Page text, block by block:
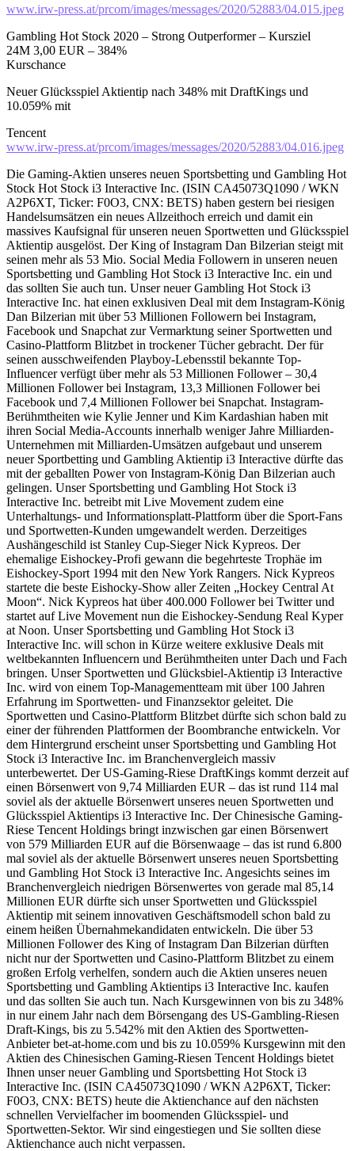
www.irw-press.at/prcom/images/messages/2020/52883/04.015.jpeg
Gambling Hot Stock 2020 – Strong Outperformer – Kursziel
24M 3,00 EUR – 384%
Kurschance
Neuer Glücksspiel Aktientip nach 348% mit DraftKings und
10.059% mit
Tencent
www.irw-press.at/prcom/images/messages/2020/52883/04.016.jpeg
Die Gaming-Aktien unseres neuen Sportsbetting und Gambling Hot
Stock Hot Stock i3 Interactive Inc. (ISIN CA45073Q1090 / WKN
A2P6XT, Ticker: F0O3, CNX: BETS) haben gestern bei riesigen
Handelsumsätzen ein neues Allzeithoch erreich und damit ein
massives Kaufsignal für unseren neuen Sportwetten und Glücksspiel
Aktientip ausgelöst. Der King of Instagram Dan Bilzerian steigt mit
seinen mehr als 53 Mio. Social Media Followern in unseren neuen
Sportsbetting und Gambling Hot Stock i3 Interactive Inc. ein und
das sollten Sie auch tun. Unser neuer Gambling Hot Stock i3
Interactive Inc. hat einen exklusiven Deal mit dem Instagram-König
Dan Bilzerian mit über 53 Millionen Followern bei Instagram,
Facebook und Snapchat zur Vermarktung seiner Sportwetten und
Casino-Plattform Blitzbet in trockener Tücher gebracht. Der für
seinen ausschweifenden Playboy-Lebensstil bekannte Top-
Influencer verfügt über mehr als 53 Millionen Follower – 30,4
Millionen Follower bei Instagram, 13,3 Millionen Follower bei
Facebook und 7,4 Millionen Follower bei Snapchat. Instagram-
Berühmtheiten wie Kylie Jenner und Kim Kardashian haben mit
ihren Social Media-Accounts innerhalb weniger Jahre Milliarden-
Unternehmen mit Milliarden-Umsätzen aufgebaut und unserem
neuer Sportbetting und Gambling Aktientip i3 Interactive dürfte das
mit der geballten Power von Instagram-König Dan Bilzerian auch
gelingen. Unser Sportsbetting und Gambling Hot Stock i3
Interactive Inc. betreibt mit Live Movement zudem eine
Unterhaltungs- und Informationsplatt-Plattform über die Sport-Fans
und Sportwetten-Kunden umgewandelt werden. Derzeitiges
Aushängeschild ist Stanley Cup-Sieger Nick Kypreos. Der
ehemalige Eishockey-Profi gewann die begehrteste Trophäe im
Eishockey-Sport 1994 mit den New York Rangers. Nick Kypreos
startete die beste Eishocky-Show aller Zeiten „Hockey Central At
Moon“. Nick Kypreos hat über 400.000 Follower bei Twitter und
startet auf Live Movement nun die Eishockey-Sendung Real Kyper
at Noon. Unser Sportsbetting und Gambling Hot Stock i3
Interactive Inc. will schon in Kürze weitere exklusive Deals mit
weltbekannten Influencern und Berühmtheiten unter Dach und Fach
bringen. Unser Sportwetten und Glücksbiel-Aktientip i3 Interactive
Inc. wird von einem Top-Managementteam mit über 100 Jahren
Erfahrung im Sportwetten- und Finanzsektor geleitet. Die
Sportwetten und Casino-Plattform Blitzbet dürfte sich schon bald zu
einer der führenden Plattformen der Boombranche entwickeln. Vor
dem Hintergrund erscheint unser Sportsbetting und Gambling Hot
Stock i3 Interactive Inc. im Branchenvergleich massiv
unterbewertet. Der US-Gaming-Riese DraftKings kommt derzeit auf
einen Börsenwert von 9,74 Milliarden EUR – das ist rund 114 mal
soviel als der aktuelle Börsenwert unseres neuen Sportwetten und
Glücksspiel Aktientips i3 Interactive Inc. Der Chinesische Gaming-
Riese Tencent Holdings bringt inzwischen gar einen Börsenwert
von 579 Milliarden EUR auf die Börsenwaage – das ist rund 6.800
mal soviel als der aktuelle Börsenwert unseres neuen Sportsbetting
und Gambling Hot Stock i3 Interactive Inc. Angesichts seines im
Branchenvergleich niedrigen Börsenwertes von gerade mal 85,14
Millionen EUR dürfte sich unser Sportwetten und Glücksspiel
Aktientip mit seinem innovativen Geschäftsmodell schon bald zu
einem heißen Übernahmekandidaten entwickeln. Die über 53
Millionen Follower des King of Instagram Dan Bilzerian dürften
nicht nur der Sportwetten und Casino-Plattform Blitzbet zu einem
großen Erfolg verhelfen, sondern auch die Aktien unseres neuen
Sportsbetting und Gambling Aktientips i3 Interactive Inc. kaufen
und das sollten Sie auch tun. Nach Kursgewinnen von bis zu 348%
in nur einem Jahr nach dem Börsengang des US-Gambling-Riesen
Draft-Kings, bis zu 5.542% mit den Aktien des Sportwetten-
Anbieter bet-at-home.com und bis zu 10.059% Kursgewinn mit den
Aktien des Chinesischen Gaming-Riesen Tencent Holdings bietet
Ihnen unser neuer Gambling und Sportsbetting Hot Stock i3
Interactive Inc. (ISIN CA45073Q1090 / WKN A2P6XT, Ticker:
F0O3, CNX: BETS) heute die Aktienchance auf den nächsten
schnellen Vervielfacher im boomenden Glücksspiel- und
Sportwetten-Sektor. Wir sind eingestiegen und Sie sollten diese
Aktienchance auch nicht verpassen.